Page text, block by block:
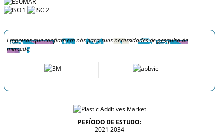
Empresas que confiam em nós para suas necessidades de pesquisa de
mercado
PERÍODO DE ESTUDO:
2021-2034